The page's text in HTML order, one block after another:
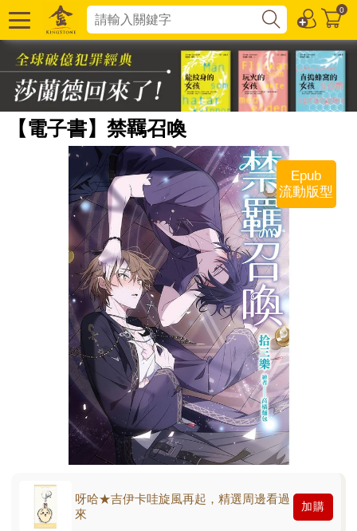
0
【電子書】禁羈召喚
Epub
流動版型
呀哈★吉伊卡哇旋風再起，精選周邊看過
來
加購